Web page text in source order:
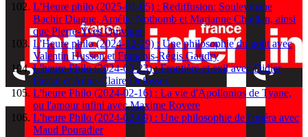
L'Heure philo (2025-01-05) : Rediffusion: Souleymane
Bachir Diagne, Amélie Nothomb et Marianne Chaillan, ainsi
que Pierre-Yves Quiviger
L'Heure philo (2024-12-29) : Une philosophie du goût avec
Valentin Husson et François-Régis Gaudry
L'heure Philo (2024-02-23) : Frontière et exil avec Didier
Fassin et Anne-Claire Defossez
L'heure Philo (2024-02-16) : La vie d'Apollonios de Tyane,
ou l'amour infini avec Maxime Rovere
L'heure Philo (2024-02-09) : Une philosophie de l'opéra avec
Maud Pouradier